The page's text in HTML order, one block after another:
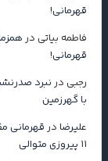
قهرمانی!
فاطمه بیاتی در
قهرمانی!
رجبی در نبرد
با گهرزمین
علیرضا در قهرمانی
۱۱ پیروزی متوالی